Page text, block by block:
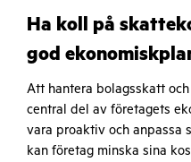
Ha koll på
god
Att hantera bolagsskatt
central del av företagets
vara proaktiv och anpassa
kan företag minska sina